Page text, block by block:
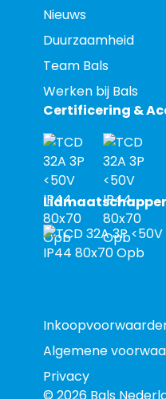
Nieuws
Duurzaamheid
Team Bals
Werken bij Bals
Certificering &
Algemene
Privacy